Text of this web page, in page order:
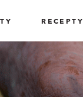
RECEPTY